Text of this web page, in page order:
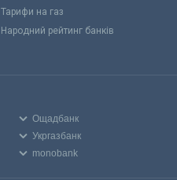
Тарифи на газ
Народний рейтинг банків
Ощадбанк
Укргазбанк
monobank